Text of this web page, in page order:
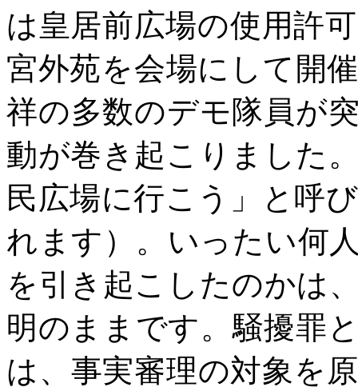
は皇居前広場の使用許
宮外苑を会場にして開
祥の多数のデモ隊員が
動が巻き起こりました
民広場に行こう」と呼
れます）。いったい何
を引き起こしたのかは
明のままです。騒擾罪
は、事実審理の対象を